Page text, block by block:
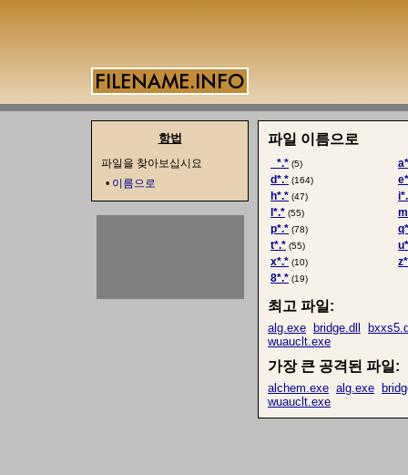
파일 이름으로
_*.* (5)
d*.* (164)
h*.* (47)
l*.* (55)
p*.* (78)
t*.* (55)
x*.* (10)
8*.* (19)
최고 파일:
alg.exe bridge.dll
wuauclt.exe
가장 큰 공격된 파일:
alchem.exe alg.exe
wuauclt.exe
항법
파일을 찾아보십시요
• 이름으로